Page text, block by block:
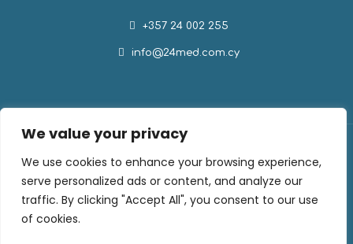
We value your privacy
We use cookies to enhance your browsing experience,
serve personalized ads or content, and analyze our
traffic. By clicking "Accept All", you consent to our use
of cookies.
+357 24 002 255
info@24med.com.cy
Medishop by 24Med. Όλα τα δικαιώματα διατηρούνται ©
2026